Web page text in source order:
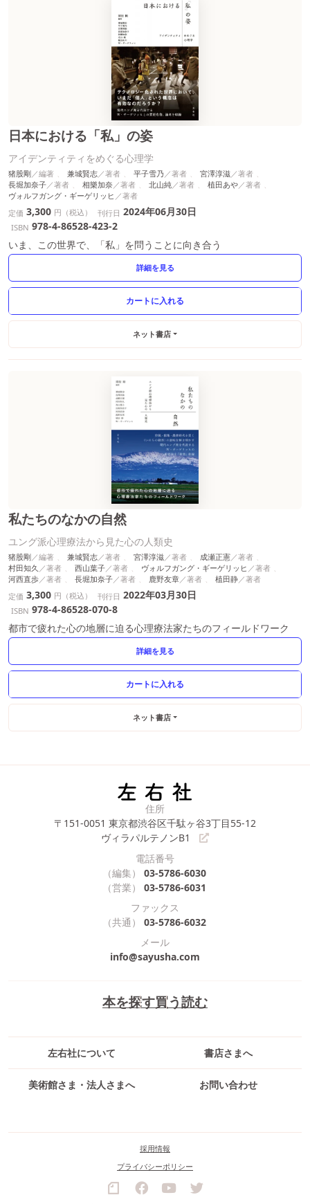
日本における「私」の姿
アイデンティティをめぐる心理学
猪股剛 兼城賢志 平子雪乃
宮澤淳滋
長堀加奈子
相樂加奈 北山純
植田あや
ヴォルフガング・ギーゲリッヒ
定価 3,300 円（税込） 刊行日 2024年06月30日
ISBN 978-4-86528-423-2
いま、この世界で、「私」を問うことに向き合う
詳細を見る
ネット書店
私たちのなかの自然
ユング派心理療法から見た心の人類史
猪股剛 兼城賢志 宮澤淳滋
成瀬正憲
村田知久
西山葉子
ヴォルフガング・ギーゲリッヒ
河西直歩
長堀加奈子 鹿野友章
植田静
定価 3,300 円（税込） 刊行日 2022年03月30日
ISBN 978-4-86528-070-8
都市で疲れた心の地層に迫る心理療法家たちのフィールドワーク
詳細を見る
ネット書店
本を探す買う読む
左右社について 書店さまへ
美術館さま・法人さまへ お問い合わせ
採用情報
プライバシーポリシー
住所
〒151-0051 東京都渋谷区千駄ヶ谷3丁目55-12
ヴィラパルテノンB1
電話番号
（編集）
03-5786-6030
（営業）
03-5786-6031
ファックス
（共通）
03-5786-6032
メール
info@sayusha.com